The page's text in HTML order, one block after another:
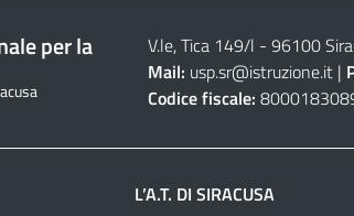
per la V.le, Tica 149/l - 96100
Mail: usp.sr@istruzione.it|
Codice fiscale:
L’A.T. DI SIRACUSA